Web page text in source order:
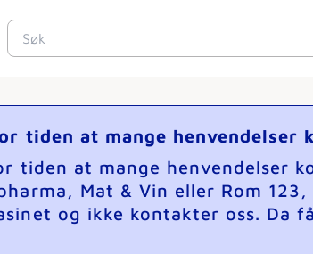
tiden at mange henvendelser
tiden at mange henvendelser
Mat & Vin eller Rom
og ikke kontakter oss. Da